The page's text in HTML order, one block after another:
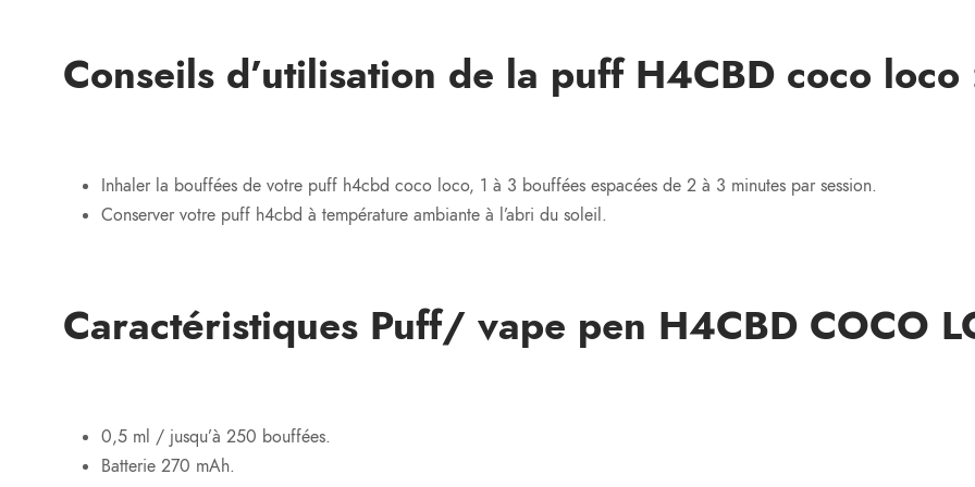
Conseils d’utilisation de la puff H4CBD coco loco
Inhaler la bouffées de votre puff h4cbd coco loco, 1 à 3 bouffées espacées de 2 à 3 minutes par session.
Conserver votre puff h4cbd à température ambiante à l’abri du soleil.
Caractéristiques Puff/ vape pen H4CBD COCO
0,5 ml / jusqu’à 250 bouffées.
Batterie 270 mAh.